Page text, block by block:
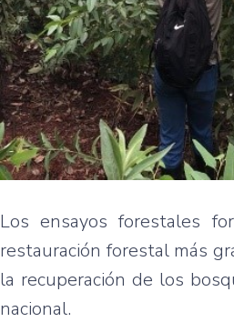
Los ensayos forestales
restauración forestal más
la recuperación de los
nacional.